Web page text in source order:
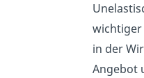
wichtiger
in der
Angebot